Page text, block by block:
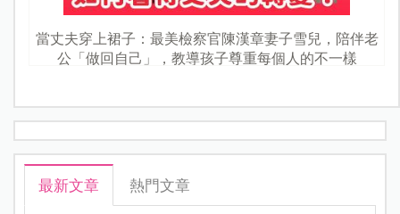
當丈夫穿上裙子：最美檢察官陳漢章妻子雪兒，陪伴老
公「做回自己」，教導孩子尊重每個人的不一樣
最新文章 熱門文章